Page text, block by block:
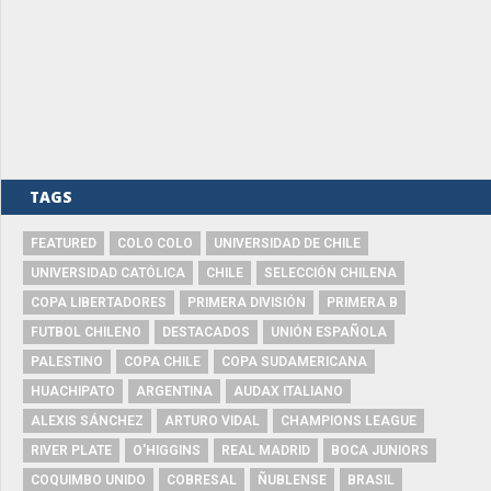
TAGS
FEATURED COLO COLO
UNIVERSIDAD DE CHILE
UNIVERSIDAD CATÓLICA
CHILE
SELECCIÓN CHILENA
COPA LIBERTADORES
PRIMERA DIVISIÓN
PRIMERA B
FUTBOL CHILENO
DESTACADOS
UNIÓN ESPAÑOLA
PALESTINO
COPA CHILE
COPA SUDAMERICANA
HUACHIPATO
ARGENTINA
AUDAX ITALIANO
ALEXIS SÁNCHEZ
ARTURO VIDAL
CHAMPIONS LEAGUE
RIVER PLATE
O'HIGGINS REAL MADRID
BOCA JUNIORS
COQUIMBO UNIDO
COBRESAL ÑUBLENSE
BRASIL